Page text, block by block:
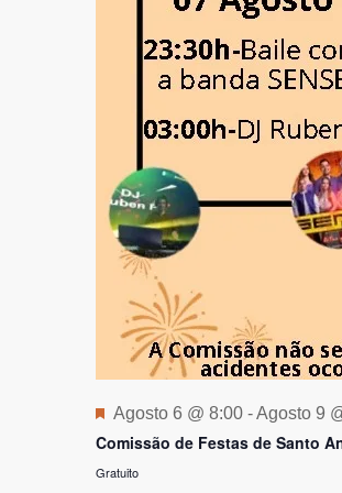
Destaque
Agosto 6 @ 8:00-Agosto 9
Comissão de Festas de Santo
Gratuito